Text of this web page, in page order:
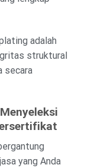
adalah
struktural
secara
yang Anda